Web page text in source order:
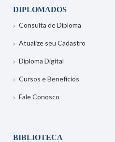
DIPLOMADOS
Consulta de Diploma
Atualize seu Cadastro
Diploma Digital
Cursos e Benefícios
Fale Conosco
BIBLIOTECA